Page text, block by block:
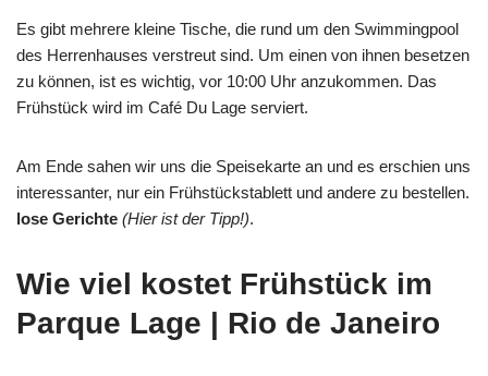
Es gibt mehrere kleine Tische, die rund um den Swimmingpool
des Herrenhauses verstreut sind. Um einen von ihnen besetzen
zu können, ist es wichtig, vor 10:00 Uhr anzukommen. Das
Frühstück wird im Café Du Lage serviert.
Am Ende sahen wir uns die Speisekarte an und es erschien uns
interessanter, nur ein Frühstückstablett und andere zu bestellen.
lose Gerichte (Hier ist der Tipp!).
Wie viel kostet Frühstück im
Parque Lage | Rio de Janeiro